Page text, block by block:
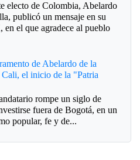
electo de Colombia, Abelardo
publicó un mensaje en su
en el que agradece al pueblo
de Abelardo de la
Cali, el inicio de la "Patria
rompe un siglo de
fuera de Bogotá, en un
popular, fe y de...